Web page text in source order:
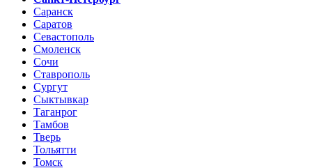
Саранск
Саратов
Севастополь
Смоленск
Сочи
Ставрополь
Сургут
Сыктывкар
Таганрог
Тамбов
Тверь
Тольятти
Томск